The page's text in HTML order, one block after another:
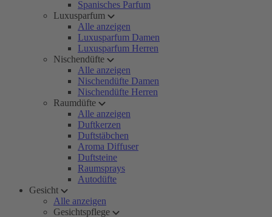
Spanisches Parfum
Luxusparfum
Alle anzeigen
Luxusparfum Damen
Luxusparfum Herren
Nischendüfte
Alle anzeigen
Nischendüfte Damen
Nischendüfte Herren
Raumdüfte
Alle anzeigen
Duftkerzen
Duftstäbchen
Aroma Diffuser
Duftsteine
Raumsprays
Autodüfte
Gesicht
Alle anzeigen
Gesichtspflege